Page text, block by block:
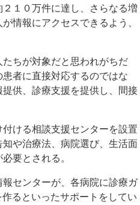
１０万件に達し、さらなる増
情報にアクセスできるよう、
ちが対象だと思われがちだ
者に直接対応するのではな
供、診療支援を提供し、間接
ける相談支援センターを設置
や治療法、病院選び、生活面
要とされる。
センターが、各病院に診療ガ
るといったサポートをしてい